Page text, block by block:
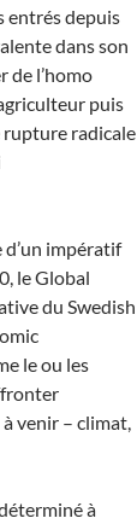
entrés depuis
dans son
de l’homo
puis
rupture radicale
d’un impératif
le Global
du Swedish
le ou les
venir – climat,
à